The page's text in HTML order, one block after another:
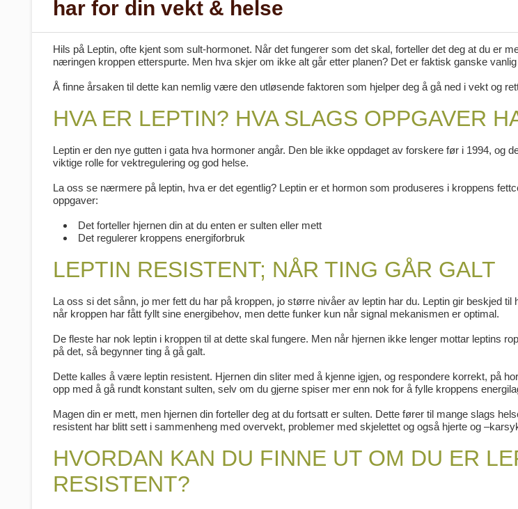
har for din vekt & helse
Hils på Leptin, ofte kjent som sult-hormonet. Når det fungerer som det skal, forteller det deg at du er
næringen kroppen etterspurte. Men hva skjer om ikke alt går etter planen? Det er faktisk ganske
Å finne årsaken til dette kan nemlig være den utløsende faktoren som hjelper deg å gå ned i vekt og
HVA ER LEPTIN? HVA SLAGS OPPGAVER
Leptin er den nye gutten i gata hva hormoner angår. Den ble ikke oppdaget av forskere før i 1994, og
viktige rolle for vektregulering og god helse.
La oss se nærmere på leptin, hva er det egentlig? Leptin er et hormon som produseres i kroppens
oppgaver:
Det forteller hjernen din at du enten er sulten eller mett
Det regulerer kroppens energiforbruk
LEPTIN RESISTENT; NÅR TING GÅR GALT
La oss si det sånn, jo mer fett du har på kroppen, jo større nivåer av leptin har du. Leptin gir beskjed til
når kroppen har fått fyllt sine energibehov, men dette funker kun når signal mekanismen er optimal.
De fleste har nok leptin i kroppen til at dette skal fungere. Men når hjernen ikke lenger mottar leptins
på det, så begynner ting å gå galt.
Dette kalles å være leptin resistent. Hjernen din sliter med å kjenne igjen, og respondere korrekt, på
opp med å gå rundt konstant sulten, selv om du gjerne spiser mer enn nok for å fylle kroppens
Magen din er mett, men hjernen din forteller deg at du fortsatt er sulten. Dette fører til mange slags
resistent har blitt sett i sammenheng med overvekt, problemer med skjelettet og også hjerte og
HVORDAN KAN DU FINNE UT OM DU ER
RESISTENT?